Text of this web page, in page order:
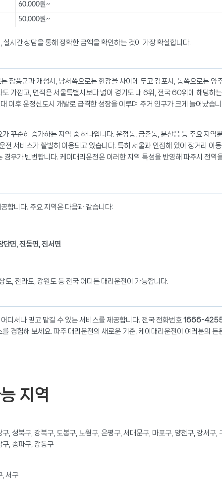
60,000원~
50,000원~
시간 상담을 통해 정확한 금액을 확인하는 것이 가장 확실합니다.
장풍군과 개성시, 남서쪽으로는 한강을 사이에 두고 김포시, 동쪽으로는 양
가깝고, 면적은 서울특별시보다 넓어 경기도 내 6위, 전국 60위에 해당하는
후 운정신도시 개발로 급격한 성장을 이루며 주거 인구가 크게 늘어났습니
꾸준히 증가하는 지역 중 하나입니다. 운정동, 금촌동, 문산읍 등 주요 지역
전 서비스가 활발히 이용되고 있습니다. 특히 서울과 인접해 있어 장거리 이동
우가 빈번합니다. 케이대리운전은 이러한 지역 특성을 반영해 파주시 전역
합니다. 주요 지역은 다음과 같습니다:
단면, 진동면, 진서면
, 전라도, 강원도 등 전국 어디든 대리운전이 가능합니다.
디서나 믿고 맡길 수 있는 서비스를 제공합니다. 전국 전화번호 1666-
경험해 보세요. 파주 대리운전의 새로운 기준, 케이대리운전이 여러분의 든
지역
, 성북구, 강북구, 도봉구, 노원구, 은평구, 서대문구, 마포구, 양천구, 강서구,
구, 송파구, 강동구
, 서구